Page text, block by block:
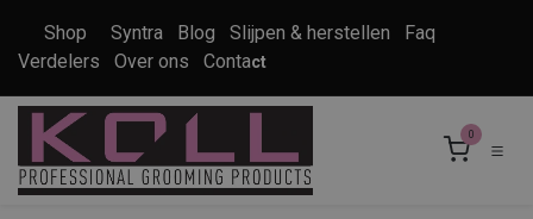
Shop Syntra Blog Slijpen & herstellen
Faq
Verdelers
Over ons Contact
0